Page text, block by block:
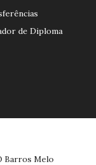
de Diploma
Barros Melo